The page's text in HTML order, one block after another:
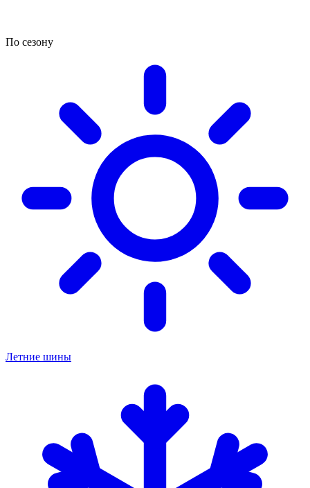
По сезону
Летние шины